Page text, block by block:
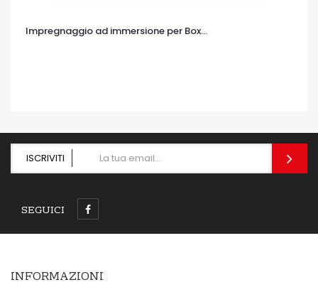
Impregnaggio ad immersione per Box...
ISCRIVITI
SEGUICI
INFORMAZIONI